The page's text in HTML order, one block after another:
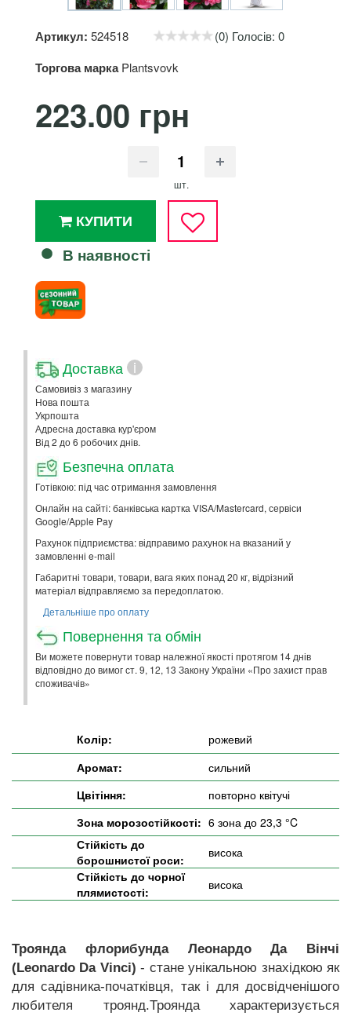
Артикул: 524518 (0) Голосів: 0
Торгова марка Plantsvovk
223.00 грн
шт.
КУПИТИ
В наявності
Доставка i
Самовивіз з магазину
Нова пошта
Укрпошта
Адресна доставка кур'єром
Від 2 до 6 робочих днів.
Безпечна оплата
Готівкою: під час отримання замовлення
Онлайн на сайті: банківська картка VISA/Mastercard, сервіси
Google/Apple Pay
Рахунок підприємства: відправимо рахунок на вказаний у
замовленні e-mail
Габаритні товари, товари, вага яких понад 20 кг, відрізний
матеріал відправляємо за передоплатою.
Детальніше про оплату
Повернення та обмін
Ви можете повернути товар належної якості протягом 14 днів
відповідно до вимог ст. 9, 12, 13 Закону України «Про захист прав
споживачів»
Колір:
рожевий
Аромат:
сильний
Цвітіння:
повторно квітучі
Зона морозостійкості: 6 зона до 23,3 °C
Стійкість до
борошнистої роси:
висока
Стійкість до чорної
плямистості:
висока
Троянда флорибунда Леонардо Да Вінчі
(Leonardo Da Vinci) - стане унікальною знахідкою як
для садівника-початківця, так і для досвідченішого
любителя троянд.Троянда характеризується